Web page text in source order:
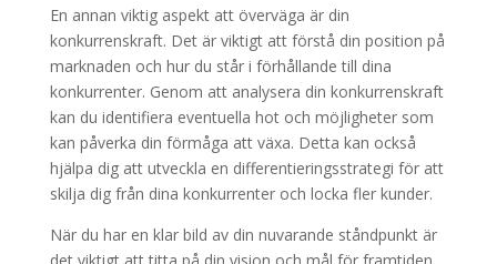
En annan viktig aspekt att överväga är din
konkurrenskraft. Det är viktigt att förstå din position på
marknaden och hur du står i förhållande till dina
konkurrenter. Genom att analysera din konkurrenskraft
kan du identifiera eventuella hot och möjligheter som
kan påverka din förmåga att växa. Detta kan också
hjälpa dig att utveckla en differentieringsstrategi för att
skilja dig från dina konkurrenter och locka fler kunder.
När du har en klar bild av din nuvarande ståndpunkt är